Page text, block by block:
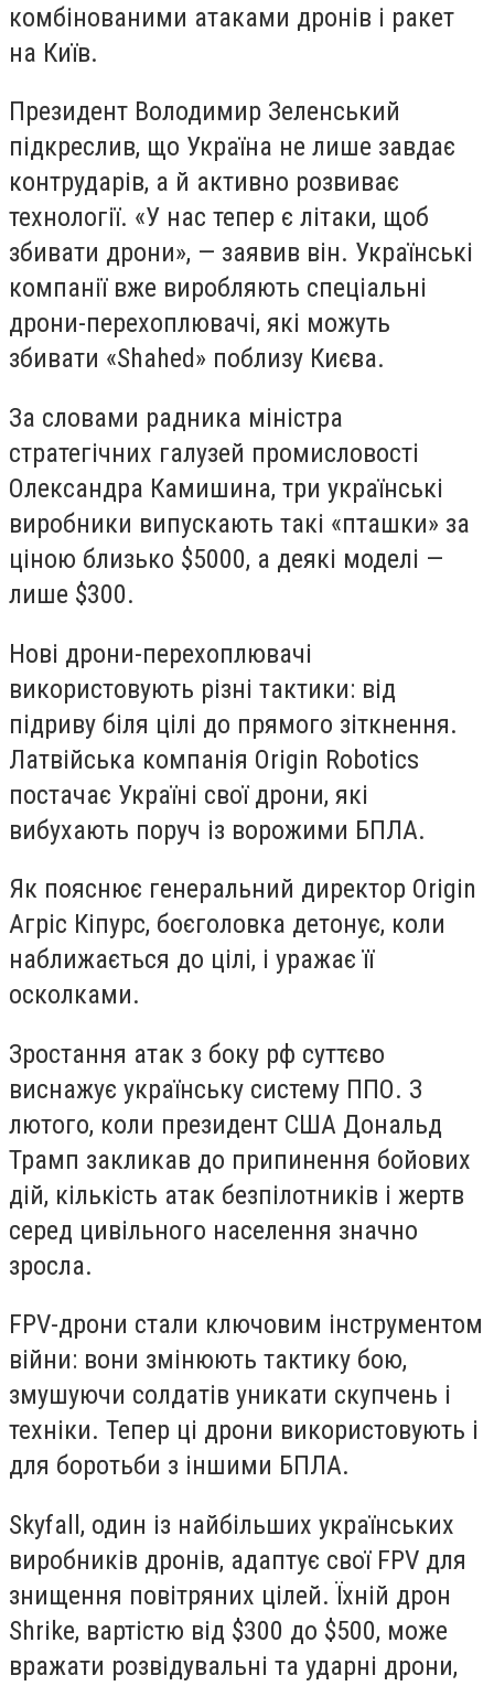
комбінованими атаками дронів і ракет
на Київ.
Президент Володимир Зеленський
підкреслив, що Україна не лише завдає
контрударів, а й активно розвиває
технології. «У нас тепер є літаки, щоб
збивати дрони», — заявив він. Українські
компанії вже виробляють спеціальні
дрони-перехоплювачі, які можуть
збивати «Shahed» поблизу Києва.
За словами радника міністра
стратегічних галузей промисловості
Олександра Камишина, три українські
виробники випускають такі «пташки» за
ціною близько $5000, а деякі моделі —
лише $300.
Нові дрони-перехоплювачі
використовують різні тактики: від
підриву біля цілі до прямого зіткнення.
Латвійська компанія Origin Robotics
постачає Україні свої дрони, які
вибухають поруч із ворожими БПЛА.
Як пояснює генеральний директор Origin
Агріс Кіпурс, боєголовка детонує, коли
наближається до цілі, і уражає її
осколками.
Зростання атак з боку рф суттєво
виснажує українську систему ППО. З
лютого, коли президент США Дональд
Трамп закликав до припинення бойових
дій, кількість атак безпілотників і жертв
серед цивільного населення значно
зросла.
FPV-дрони стали ключовим інструментом
війни: вони змінюють тактику бою,
змушуючи солдатів уникати скупчень і
техніки. Тепер ці дрони використовують і
для боротьби з іншими БПЛА.
Skyfall, один із найбільших українських
виробників дронів, адаптує свої FPV для
знищення повітряних цілей. Їхній дрон
Shrike, вартістю від $300 до $500, може
вражати розвідувальні та ударні дрони,